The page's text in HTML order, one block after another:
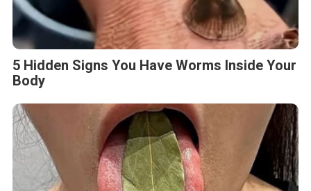
5 Hidden Signs You Have Worms Inside Your
Body